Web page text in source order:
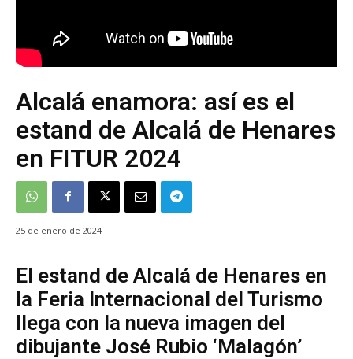
Alcalá enamora: así es el
estand de Alcalá de Henares
en FITUR 2024
25 de enero de 2024
El estand de Alcalá de Henares en
la Feria Internacional del Turismo
llega con la nueva imagen del
dibujante José Rubio ‘Malagón’